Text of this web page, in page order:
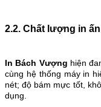
2.2. Chất lượng in
In Bách Vượng hiện
cùng hệ thống máy in
nét; độ bám mực tốt,
dụng.